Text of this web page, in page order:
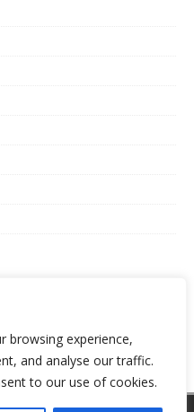
browsing experience,
and analyse our traffic.
to our use of cookies.